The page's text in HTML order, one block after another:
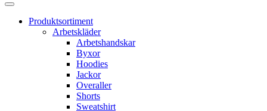
Produktsortiment
Arbetskläder
Arbetshandskar
Byxor
Hoodies
Jackor
Overaller
Shorts
Sweatshirt